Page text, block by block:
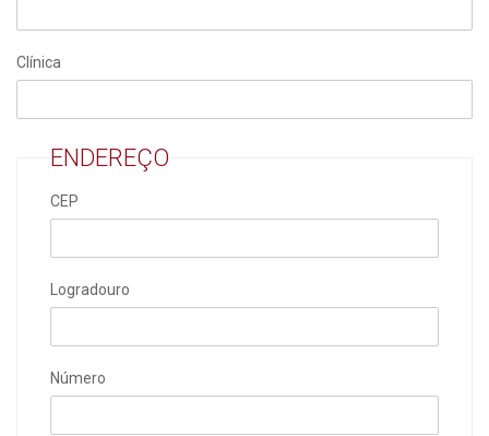
Clínica
ENDEREÇO
CEP
Logradouro
Número